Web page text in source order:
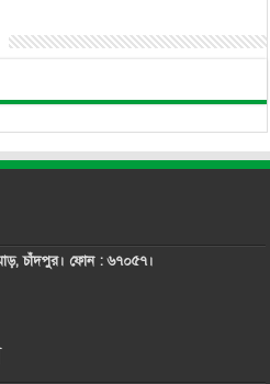
চাঁদপুর। ফোন : ৬৭০৫৭।